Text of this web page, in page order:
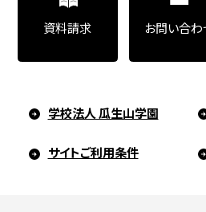
学校法人 瓜生山学園
サイトご利用条件
資料請求 お問い合わ